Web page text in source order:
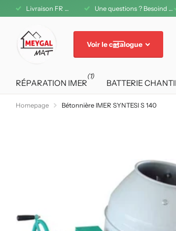
Livraison FR offerte dès 200€ d'achat Une questions ? Besoind d'aide ? A votre service au 04 71 08 42 11
08 42 11
Voir le catalogue
RÉPARATION IMER
(1)
BATTERIE
Homepage Bétonnière IMER SYNTESI S 140